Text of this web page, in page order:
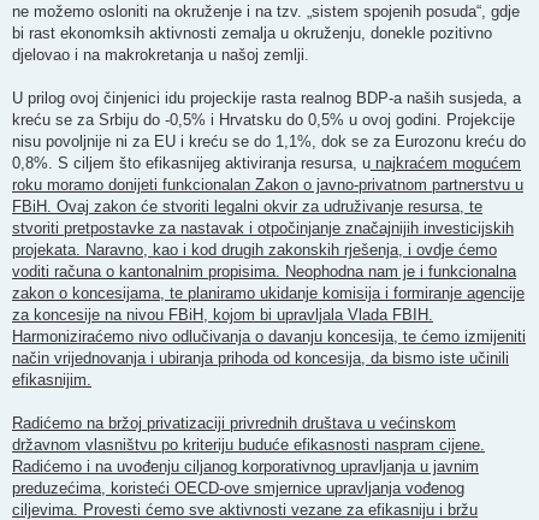
ne možemo osloniti na okruženje i na tzv. „sistem spojenih posuda“, gdje
bi rast ekonomksih aktivnosti zemalja u okruženju, donekle pozitivno
djelovao i na makrokretanja u našoj zemlji.
U prilog ovoj činjenici idu projeckije rasta realnog BDP-a naših susjeda, a
kreću se za Srbiju do -0,5% i Hrvatsku do 0,5% u ovoj godini. Projekcije
nisu povoljnije ni za EU i kreću se do 1,1%, dok se za Eurozonu kreću do
0,8%. S ciljem što efikasnijeg aktiviranja resursa, u najkraćem mogućem
roku moramo donijeti funkcionalan Zakon o javno-privatnom partnerstvu u
FBiH. Ovaj zakon će stvoriti legalni okvir za udruživanje resursa, te
stvoriti pretpostavke za nastavak i otpočinjanje značajnijih investicijskih
projekata. Naravno, kao i kod drugih zakonskih rješenja, i ovdje ćemo
voditi računa o kantonalnim propisima. Neophodna nam je i funkcionalna
zakon o koncesijama, te planiramo ukidanje komisija i formiranje agencije
za koncesije na nivou FBiH, kojom bi upravljala Vlada FBIH.
Harmoniziraćemo nivo odlučivanja o davanju koncesija, te ćemo izmijeniti
način vrijednovanja i ubiranja prihoda od koncesija, da bismo iste učinili
efikasnijim.
Radićemo na bržoj privatizaciji privrednih društava u većinskom
državnom vlasništvu po kriteriju buduće efikasnosti naspram cijene.
Radićemo i na uvođenju ciljanog korporativnog upravljanja u javnim
preduzećima, koristeći OECD-ove smjernice upravljanja vođenog
ciljevima. Provesti ćemo sve aktivnosti vezane za efikasniju i bržu